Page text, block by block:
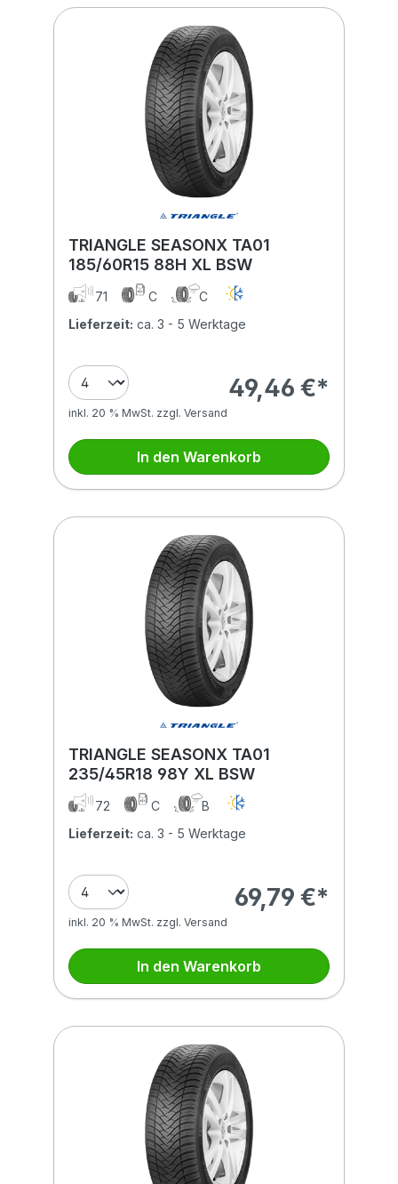
TRIANGLE SEASONX TA01
185/60R15 88H XL BSW
71 C
C
Lieferzeit: ca. 3 - 5 Werktage
49,46 €*
inkl. 20 % MwSt. zzgl. Versand
In den Warenkorb
TRIANGLE SEASONX TA01
235/45R18 98Y XL BSW
72 C
B
Lieferzeit: ca. 3 - 5 Werktage
69,79 €*
inkl. 20 % MwSt. zzgl. Versand
In den Warenkorb